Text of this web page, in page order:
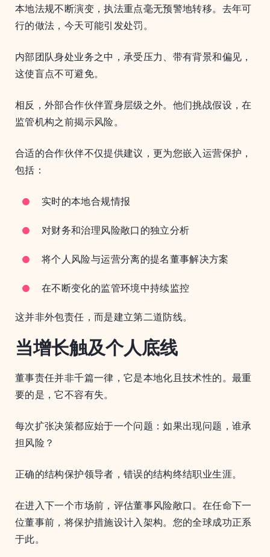
本地法规不断演变，执法重点毫无预警地转移。去年可
行的做法，今天可能引发处罚。
内部团队身处业务之中，承受压力、带有背景和偏见，
这使盲点不可避免。
相反，外部合作伙伴置身层级之外。他们挑战假设，在
监管机构之前揭示风险。
合适的合作伙伴不仅提供建议，更为您嵌入运营保护，
包括：
实时的本地合规情报
对财务和治理风险敞口的独立分析
将个人风险与运营分离的提名董事解决方案
在不断变化的监管环境中持续监控
这并非外包责任，而是建立第二道防线。
当增长触及个人底线
董事责任并非千篇一律，它是本地化且技术性的。最重
要的是，它不容有失。
每次扩张决策都应始于一个问题：如果出现问题，谁承
担风险？
正确的结构保护领导者，错误的结构终结职业生涯。
在进入下一个市场前，评估董事风险敞口。在任命下一
位董事前，将保护措施设计入架构。您的全球成功正系
于此。